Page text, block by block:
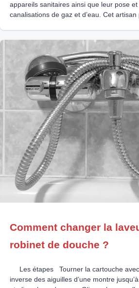
appareils sanitaires ainsi que leur pose et
canalisations de gaz et d’eau. Cet
Comment changer la
robinet de douche ?
Les étapes Tourner la cartouche avec
inverse des aiguilles d’une montre